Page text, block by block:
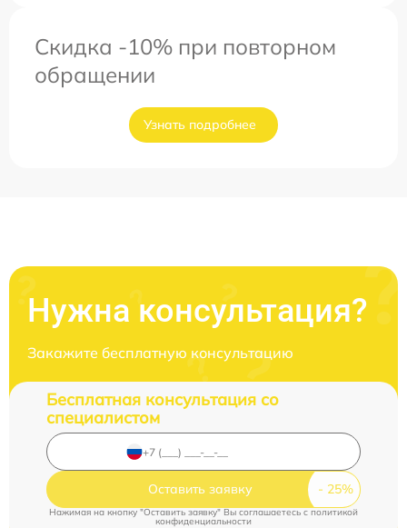
Скидка -10% при повторном
обращении
Узнать подробнее
Нужна консультация?
Закажите бесплатную консультацию
Бесплатная консультация со
специалистом
Оставить заявку
Нажимая на кнопку "Оставить заявку" Вы соглашаетесь cполитикой
конфиденциальности